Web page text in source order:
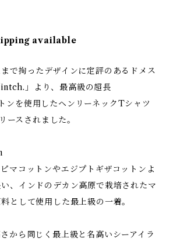
available
で拘ったデザインに定評のあるドメス
」より、最高級の超長
を使用したヘンリーネックTシャツ
ースされました。
マコットンやエジプトギザコットンよ
、インドのデカン高原で栽培されたマ
として使用した最上級の一着。
から同じく最上級と名高いシーアイラ